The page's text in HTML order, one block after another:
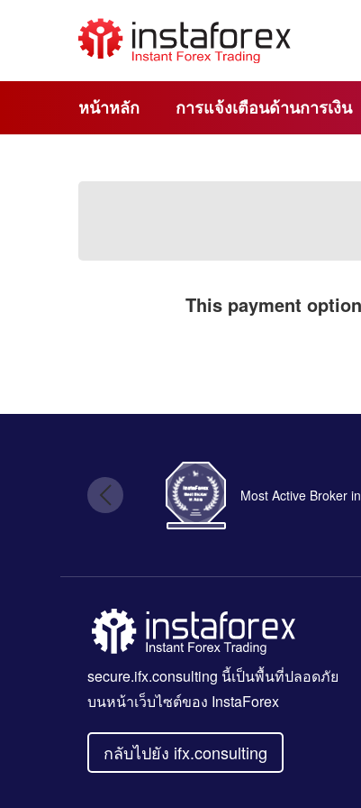
หน้าหลัก การแจ้งเตือนด้านการเงิน
This payment
Most Active Broker
secure.ifx.consulting นี้เป็นพื้นที่ปลอดภัย
บนหน้าเว็บไซต์ของ InstaForex
กลับไปยัง ifx.consulting